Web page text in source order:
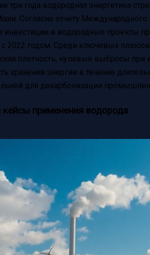
три года водородная энергетика
Согласно отчету Международного
инвестиции в водородные проекты
2022 годом. Среди ключевых
плотность, нулевые выбросы при
хранения энергии в течение
для декарбонизации
кейсы применения водорода